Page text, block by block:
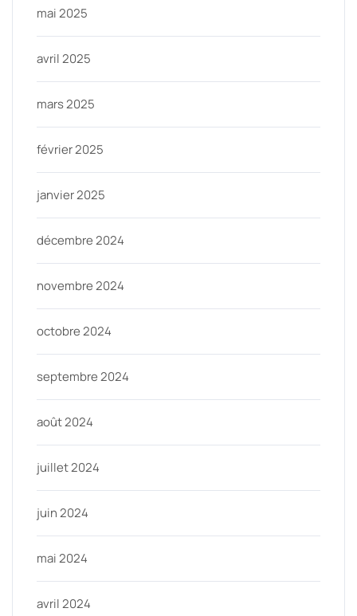
mai 2025
avril 2025
mars 2025
février 2025
janvier 2025
décembre 2024
novembre 2024
octobre 2024
septembre 2024
août 2024
juillet 2024
juin 2024
mai 2024
avril 2024